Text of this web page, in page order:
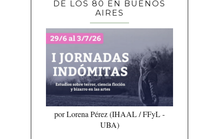
DE LOS 80 EN BUENOS
AIRES
por Lorena Pérez (IHAAL / FFyL -
UBA)